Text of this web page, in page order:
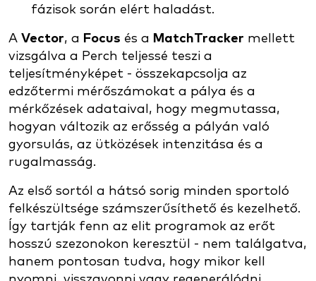
fázisok során elért haladást.
A Vector, a Focus és a MatchTracker mellett
vizsgálva a Perch teljessé teszi a
teljesítményképet - összekapcsolja az
edzőtermi mérőszámokat a pálya és a
mérkőzések adataival, hogy megmutassa,
hogyan változik az erősség a pályán való
gyorsulás, az ütközések intenzitása és a
rugalmasság.
Az első sortól a hátsó sorig minden sportoló
felkészültsége számszerűsíthető és kezelhető.
Így tartják fenn az elit programok az erőt
hosszú szezonokon keresztül - nem találgatva,
hanem pontosan tudva, hogy mikor kell